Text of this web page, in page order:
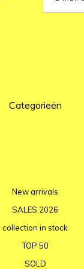
Categorieën
New arrivals
SALES 2026
collection in stock
TOP 50
SOLD